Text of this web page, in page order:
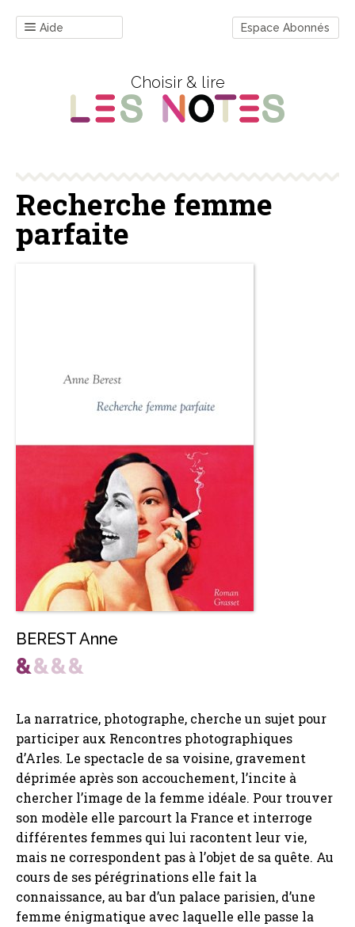
Aide Espace Abonnés
Choisir & lire
Recherche femme
parfaite
BEREST Anne
La narratrice, photographe, cherche un sujet pour
participer aux Rencontres photographiques
d’Arles. Le spectacle de sa voisine, gravement
déprimée après son accouchement, l’incite à
chercher l’image de la femme idéale. Pour trouver
son modèle elle parcourt la France et interroge
différentes femmes qui lui racontent leur vie,
mais ne correspondent pas à l’objet de sa quête. Au
cours de ses pérégrinations elle fait la
connaissance, au bar d’un palace parisien, d’une
femme énigmatique avec laquelle elle passe la